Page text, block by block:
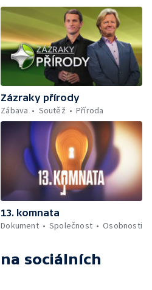
Zázraky přírody
Zábava
Soutěž Příroda
13. komnata
Dokument
Společnost Osobnosti
na sociálních